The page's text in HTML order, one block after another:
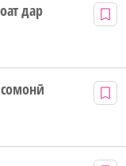
дар